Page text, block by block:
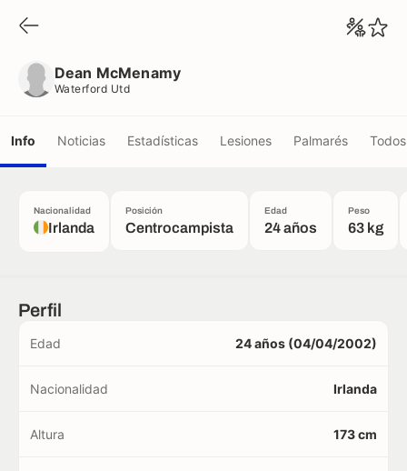
Dean McMenamy
Waterford Utd
Info Noticias Estadísticas Lesiones Palmarés
Nacionalidad
Irlanda
Posición
Centrocampista
Edad
24 años
Peso
63 kg
Perfil
Edad 24 años (04/04/2002)
Nacionalidad Irlanda
Altura 173 cm